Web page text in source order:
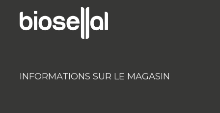
INFORMATIONS SUR LE MAGASIN